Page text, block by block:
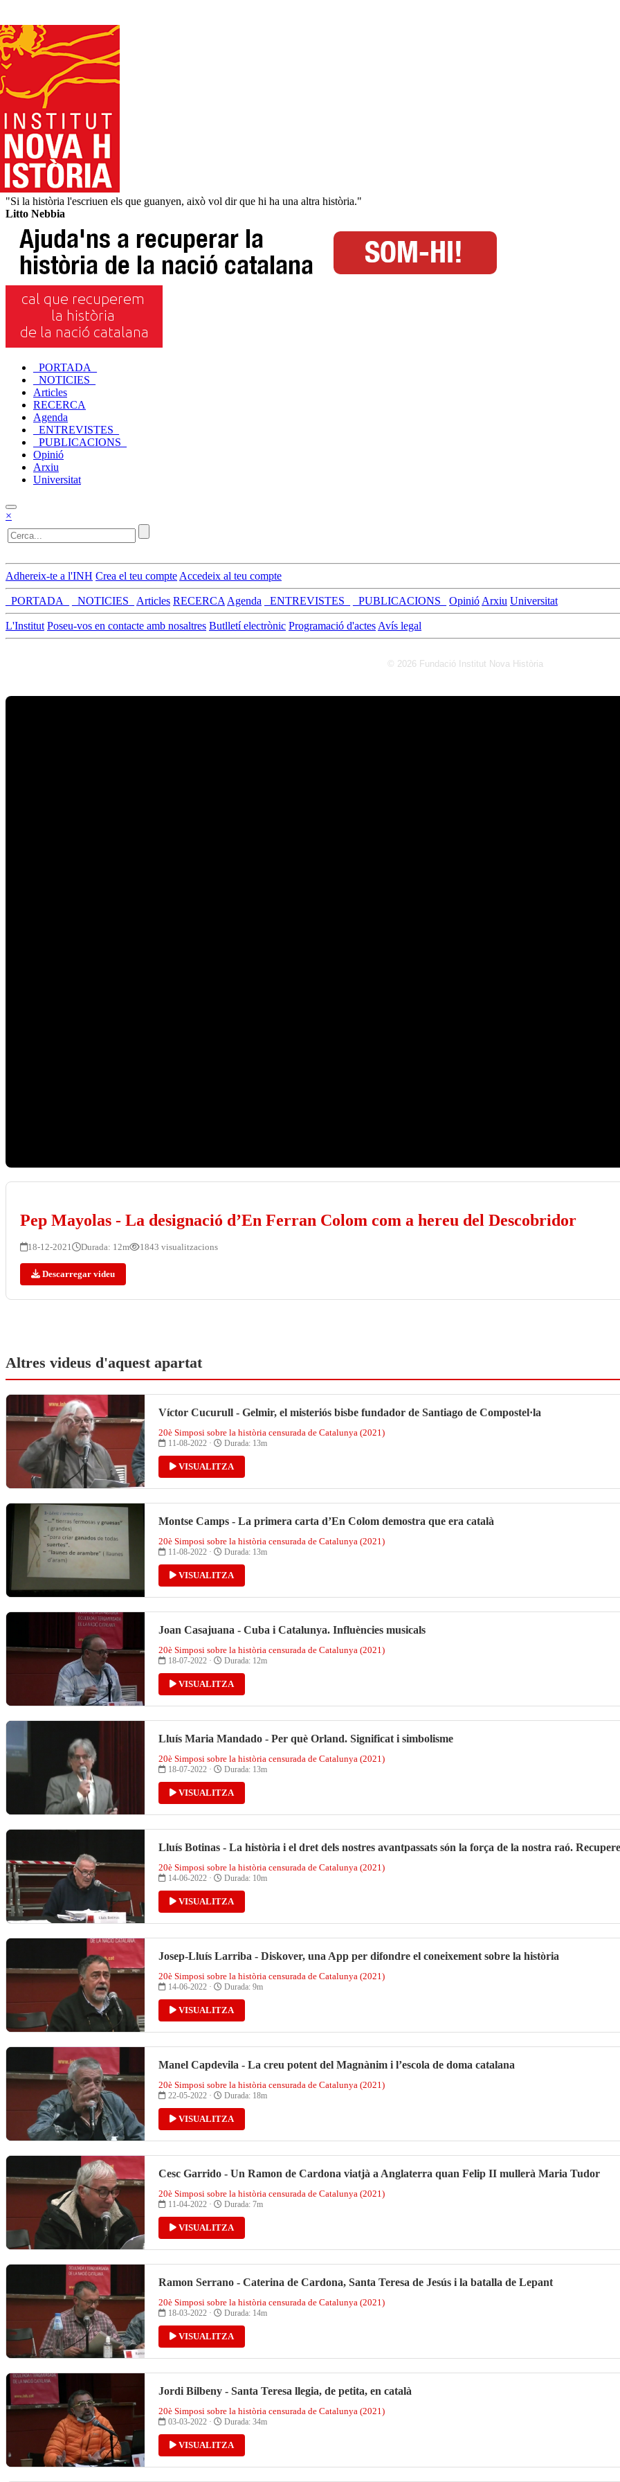
"Si la història l'escriuen els que guanyen, això vol dir que hi ha una altra història."
Litto Nebbia
_PORTADA_
_NOTICIES_
Articles
RECERCA
Agenda
_ENTREVISTES_
_PUBLICACIONS_
Opinió
Arxiu
Universitat
×
Adhereix-te a l'INH Crea el teu compte Accedeix al teu compte
_PORTADA_ _NOTICIES_ Articles RECERCA Agenda _ENTREVISTES_ _PUBLICACIONS_ Opinió Arxiu Universitat
L'Institut Poseu-vos en contacte amb nosaltres Butlletí electrònic Programació d'actes Avís legal
© 2026 Fundació Institut Nova Història
Pep Mayolas - La designació d’En Ferran Colom com a hereu del Descobridor
18-12-2021 Durada: 12m 1843 visualitzacions
Descarregar videu
Altres videus d'aquest apartat
Víctor Cucurull - Gelmir, el misteriós bisbe fundador de Santiago de Compostel·la
20è Simposi sobre la història censurada de Catalunya (2021)
11-08-2022 · Durada: 13m
VISUALITZA
Montse Camps - La primera carta d’En Colom demostra que era català
20è Simposi sobre la història censurada de Catalunya (2021)
11-08-2022 · Durada: 13m
VISUALITZA
Joan Casajuana - Cuba i Catalunya. Influències musicals
20è Simposi sobre la història censurada de Catalunya (2021)
18-07-2022 · Durada: 12m
VISUALITZA
Lluís Maria Mandado - Per què Orland. Significat i simbolisme
20è Simposi sobre la història censurada de Catalunya (2021)
18-07-2022 · Durada: 13m
VISUALITZA
Lluís Botinas - La història i el dret dels nostres avantpassats són la força de la nostra raó.
20è Simposi sobre la història censurada de Catalunya (2021)
14-06-2022 · Durada: 10m
VISUALITZA
Josep-Lluís Larriba - Diskover, una App per difondre el coneixement sobre la història
20è Simposi sobre la història censurada de Catalunya (2021)
14-06-2022 · Durada: 9m
VISUALITZA
Manel Capdevila - La creu potent del Magnànim i l’escola de doma catalana
20è Simposi sobre la història censurada de Catalunya (2021)
22-05-2022 · Durada: 18m
VISUALITZA
Cesc Garrido - Un Ramon de Cardona viatjà a Anglaterra quan Felip II mullerà Maria Tudor
20è Simposi sobre la història censurada de Catalunya (2021)
11-04-2022 · Durada: 7m
VISUALITZA
Ramon Serrano - Caterina de Cardona, Santa Teresa de Jesús i la batalla de Lepant
20è Simposi sobre la història censurada de Catalunya (2021)
18-03-2022 · Durada: 14m
VISUALITZA
Jordi Bilbeny - Santa Teresa llegia, de petita, en català
20è Simposi sobre la història censurada de Catalunya (2021)
03-03-2022 · Durada: 34m
VISUALITZA